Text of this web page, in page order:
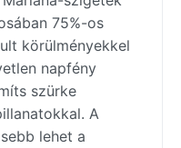
75%-os
körülményekkel
napfény
szürke
A
lehet a